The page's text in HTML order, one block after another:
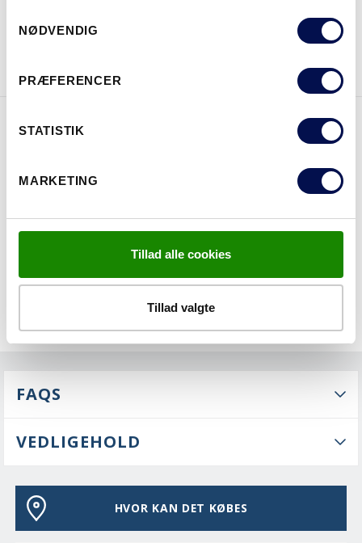
NØDVENDIG
PRÆFERENCER
STATISTIK
MARKETING
Tillad alle cookies
Tillad valgte
KONTAKT OS
FAQS
VEDLIGEHOLD
HVOR KAN DET KØBES